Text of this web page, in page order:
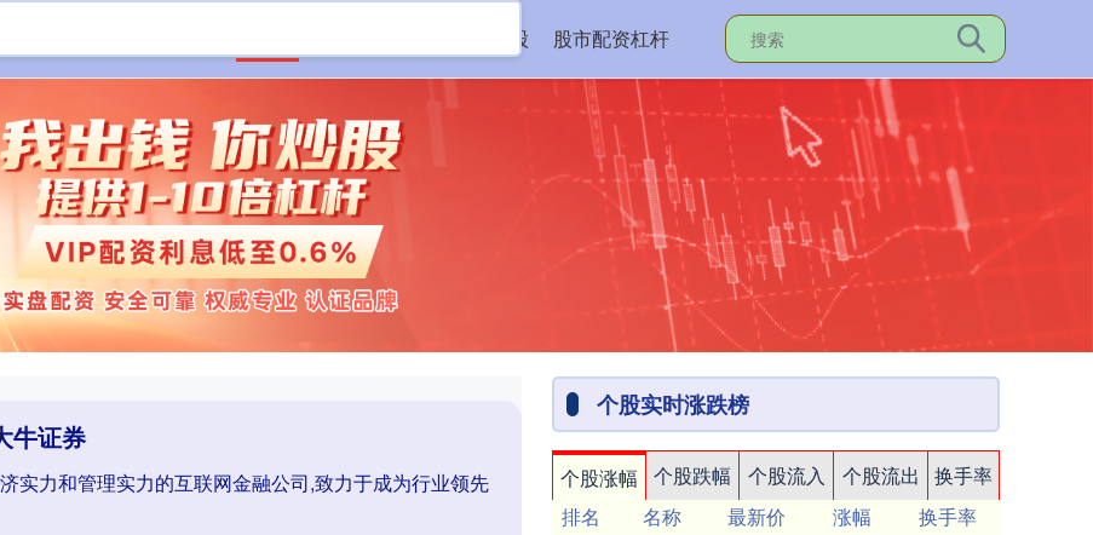
网络配资炒股 股市配资杠杆
牛证券
实力和管理实力的互联网金融公司,致力于成为行业领先
个股实时涨跌榜
个股涨幅 个股跌幅 个股流入 个股流出
换手率
排名
名称 最新价 涨幅
换手率